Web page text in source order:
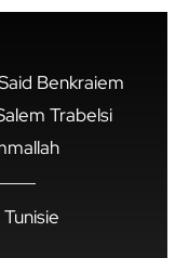
Benkraiem
Trabelsi